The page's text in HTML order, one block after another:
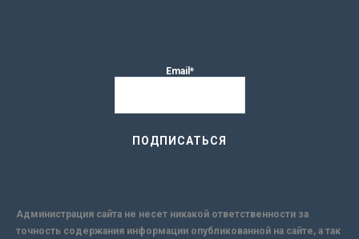
Email*
Администрация сайта не несет никакой ответственности за
точность содержания информации опубликованной на сайте, а так